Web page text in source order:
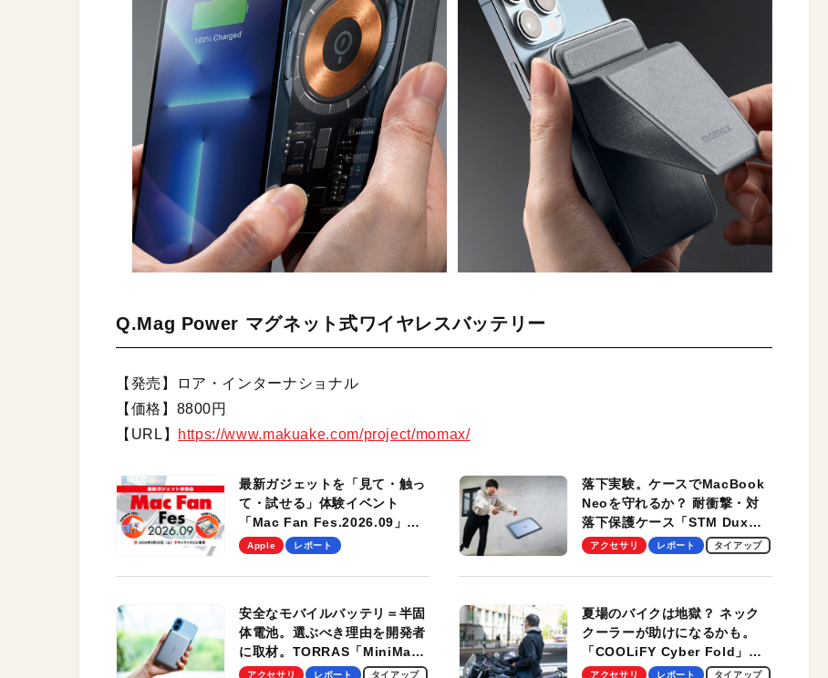
Q.Mag Power マグネット式ワイヤレスバッテリー
【発売】ロア・インターナショナル
【価格】8800円
【URL】
https://www.makuake.com/project/momax/
最新ガジェットを「見て・触っ
て・試せる」体験イベント
「Mac Fan Fes.2026.09」
を、9月26日（土）に開催しま
Apple レポート
落下実験。ケースでMacBook
Neoを守れるか？ 耐衝撃・対
落下保護ケース「STM Dux
Ultra」を検証。学生、ビジネ
適！
アクセサリ レポート タイアップ
安全なモバイルバッテリ＝半固
体電池。選ぶべき理由を開発者
に取材。TORRAS「MiniMag
Pro」の実機レビューも
アクセサリ レポート タイアップ
夏場のバイクは地獄？ ネック
クーラーが助けになるかも。
「COOLiFY Cyber Fold」レ
ビュー。冷却の速さ、密着する
アクセサリ レポート タイアップ